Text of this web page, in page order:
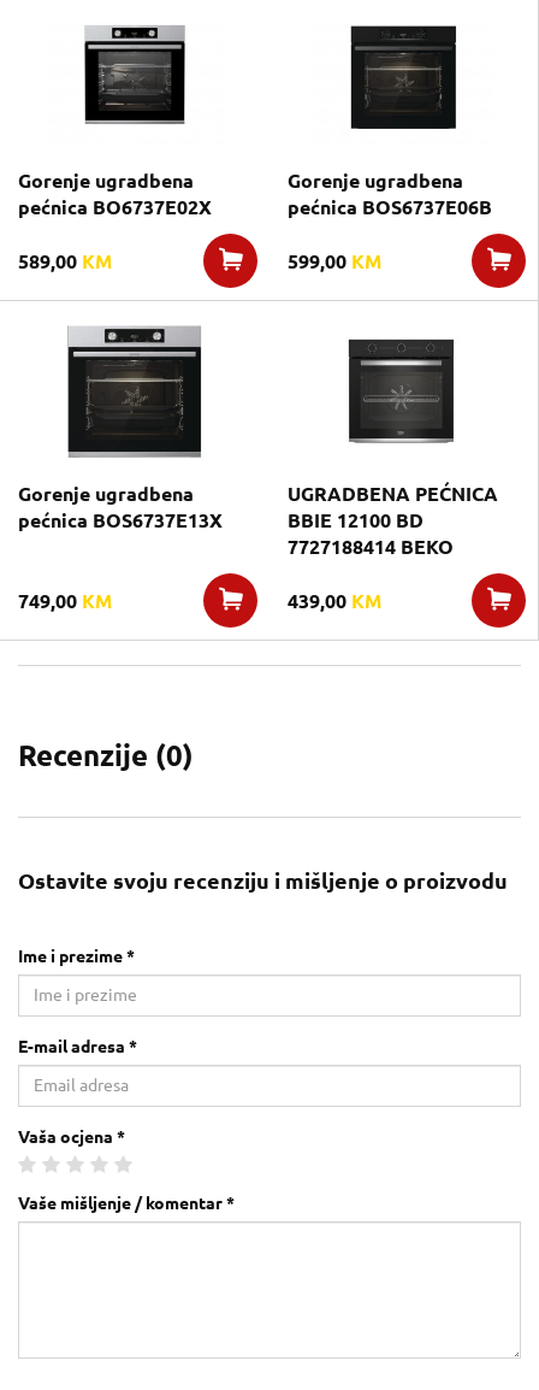
Gorenje ugradbena
pećnica BO6737E02X
589,00 KM
Gorenje ugradbena
pećnica BOS6737E06B
599,00 KM
Gorenje ugradbena
pećnica BOS6737E13X
749,00 KM
UGRADBENA PEĆNICA
BBIE 12100 BD
7727188414 BEKO
439,00 KM
Recenzije (0)
Ostavite svoju recenziju i mišljenje o proizvodu
Ime i prezime *
E-mail adresa *
Vaša ocjena *
Vaše mišljenje / komentar *